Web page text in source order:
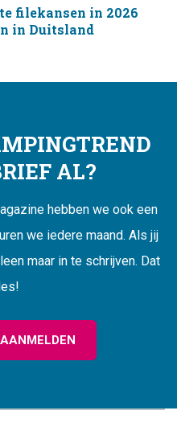
filekansen in 2026
in Duitsland
AL?
hebben we ook een
we iedere maand. Als jij
maar in te schrijven. Dat